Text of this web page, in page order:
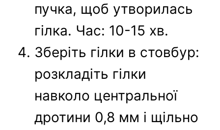
пучка, щоб утворилась
гілка. Час: 10-15 хв.
Зберіть гілки в стовбур:
розкладіть гілки
навколо центральної
дротини 0,8 мм і щільно